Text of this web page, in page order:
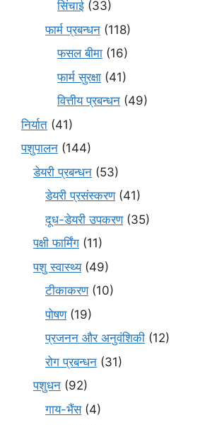
सिंचाई (33)
फार्म प्रबन्धन (118)
फसल बीमा (16)
फार्म सुरक्षा (41)
वित्तीय प्रबन्धन (49)
निर्यात (41)
पशुपालन (144)
डेयरी प्रबन्धन (53)
डेयरी प्रसंस्करण(41)
दूध-डेयरी उपकरण(35)
पक्षी फार्मिंग (11)
पशु स्वास्थ्य(49)
टीकाकरण(10)
पोषण(19)
प्रजनन और अनुवंशिकी (12)
रोग प्रबन्धन (31)
पशुधन (92)
गाय-भैंस(4)